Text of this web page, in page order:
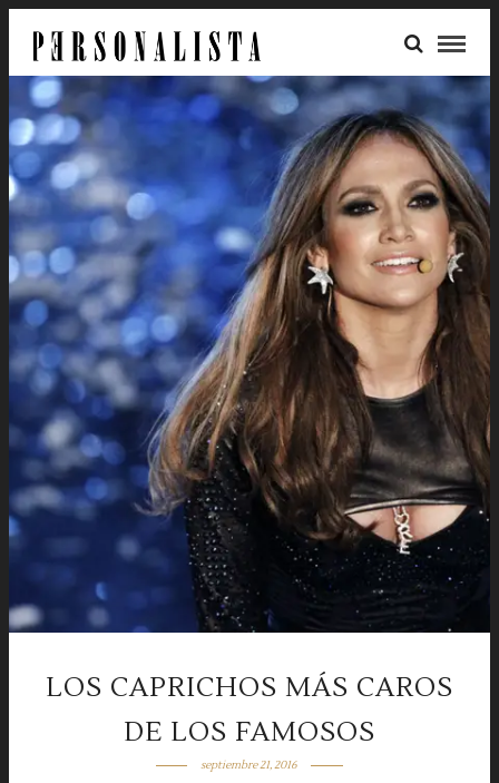
LOS CAPRICHOS MÁS CAROS
DE LOS FAMOSOS
septiembre 21, 2016